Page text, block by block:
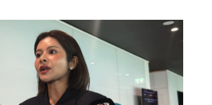
งบประมาณ สภาผู้แทนราษฎร แถลงความ
าการปฏิรูปการจัดซื้อจัดจ้างภาครัฐ" ว่า คณะ
นี้ประกอบด้วยตัวแทน สส.